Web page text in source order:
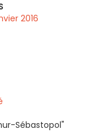
2016
Sébastopol"